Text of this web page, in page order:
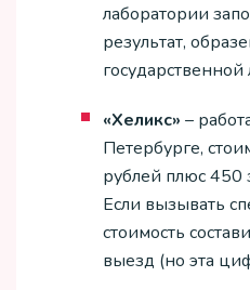
лаборатории
результат,
«Хеликс» –
Петербурге,
рублей плюс 450
Если вызывать
стоимость
выезд (но эта